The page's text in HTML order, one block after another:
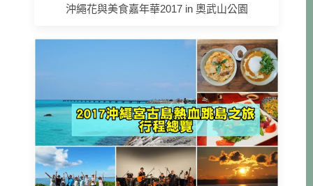
沖繩花與美食嘉年華2017 in 奧武山公園